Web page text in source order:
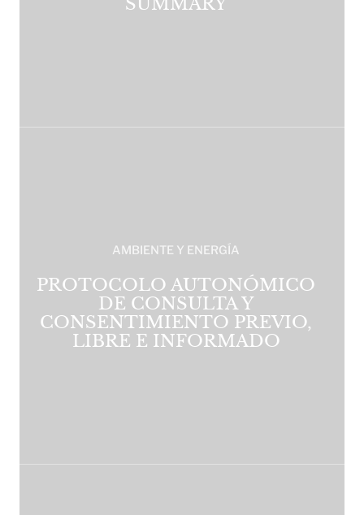
AMBIENTE Y ENERGÍA
PROTOCOLO AUTONÓMICO
DE CONSULTA Y
CONSENTIMIENTO PREVIO,
LIBRE E INFORMADO